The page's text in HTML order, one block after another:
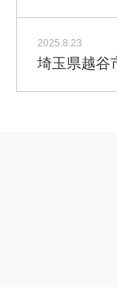
2025.8.23
埼玉県越谷